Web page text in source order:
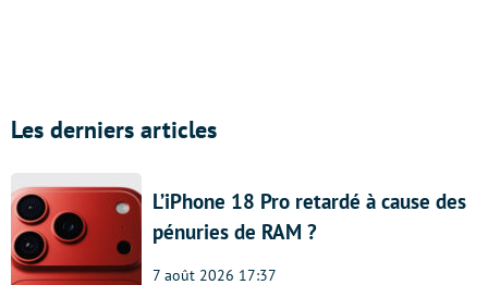
Les derniers articles
L’iPhone 18 Pro retardé à cause des
pénuries de RAM ?
7 août 2026 17:37